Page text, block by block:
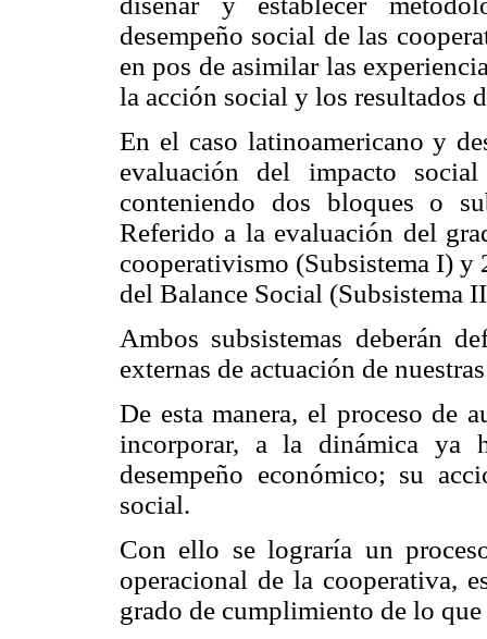
desempeño social de las
en pos de asimilar las
la acción social y los resultados
En el caso latinoamericano y
evaluación del impacto
conteniendo dos bloques o
Referido a la evaluación del
cooperativismo (Subsistema I)
del Balance Social (Subsistema
Ambos subsistemas deberán
externas de actuación de
De esta manera, el proceso de
incorporar, a la dinámica ya
desempeño económico; su
social.
Con ello se lograría un
operacional de la cooperativa,
grado de cumplimiento de lo